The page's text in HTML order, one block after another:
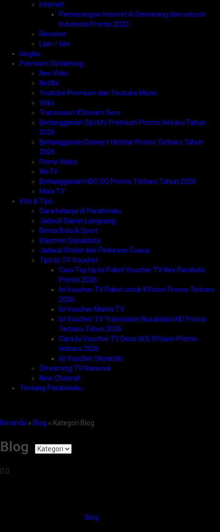
Internet
Pemasangan Internet di Semarang dan seluruh
Indonesia Promo 2022
Receiver
Lain – lain
blogku
Premium Streaming
Nex Vidio
Netflix
Youtube Premium dan Youtube Music
Vidio
Transvision XStream Seru
Berlangganan Spotify Premium Promo terbaru Tahun
2026
Berlangganan Disney+ Hotstar Promo Terbaru Tahun
2026
Prime Video
WeTV
Berlangganan HBO GO Promo Terbaru Tahun 2026
Mola TV
Info & Tips
Cara belanja di Parabolaku
Jadwal Siaran Langsung
Berita Bola & Sport
Klasmen Sepakbola
Jadwal Sholat dan Perkiraan Cuaca
Tips Isi TV Voucher
Cara Top Up Isi Paket Voucher TV Nex Parabola
Promo 2026
Isi Voucher TV Paket untuk KVision Promo Terbaru
2026
Isi Voucher Matrix TV
Isi Voucher TV Transvision Nusantara HD Promo
Terbaru Tahun 2026
Cara Isi Voucher TV Deco GOL KVision Promo
terbaru 2026
Isi Voucher Skynindo
Streaming TV Nasional
New Channel
Tentang Parabolaku
Beranda » Blog » Kategori Blog
Blog
Blog